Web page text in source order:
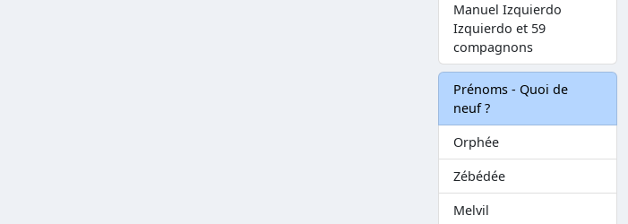
Manuel Izquierdo
Izquierdo et 59
compagnons
Prénoms - Quoi de
neuf ?
Orphée
Zébédée
Melvil